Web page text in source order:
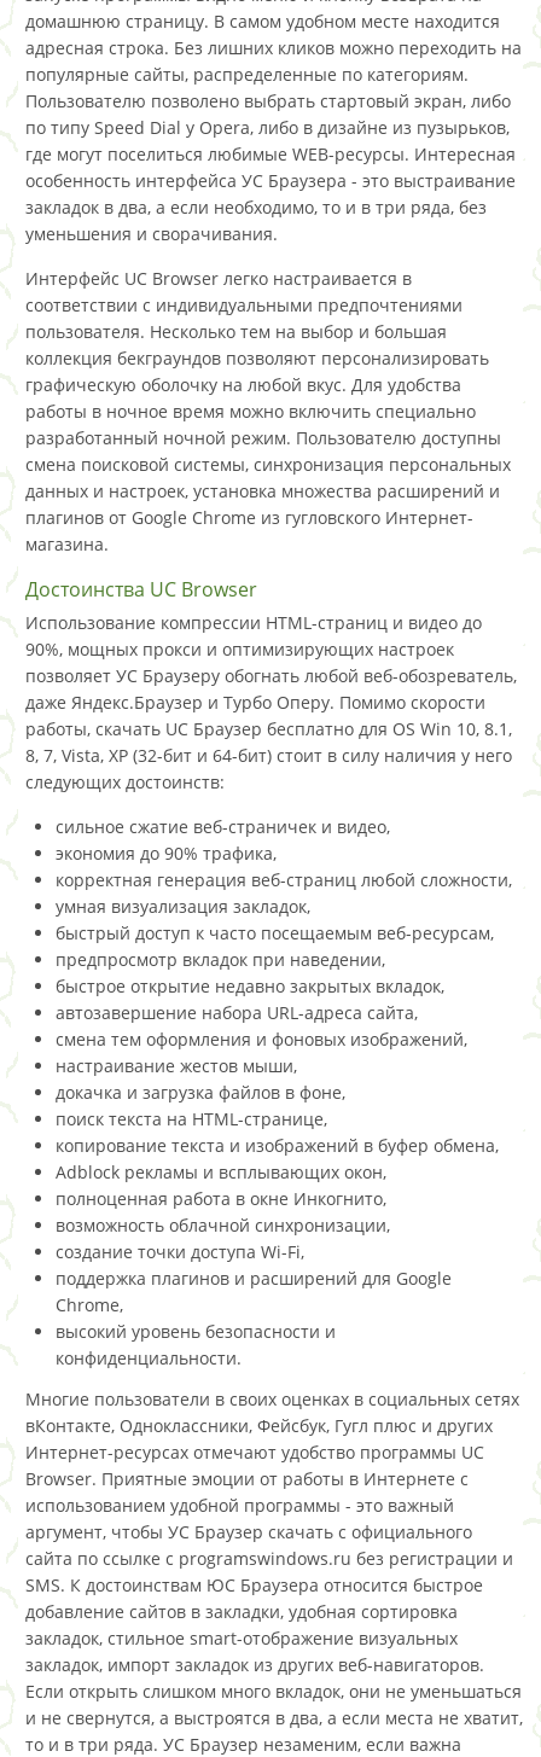
домашнюю страницу. В самом удобном месте находится
адресная строка. Без лишних кликов можно переходить на
популярные сайты, распределенные по категориям.
Пользователю позволено выбрать стартовый экран, либо
по типу Speed Dial у Opera, либо в дизайне из пузырьков,
где могут поселиться любимые WEB-ресурсы. Интересная
особенность интерфейса УС Браузера - это выстраивание
закладок в два, а если необходимо, то и в три ряда, без
уменьшения и сворачивания.
Интерфейс UC Browser легко настраивается в
соответствии с индивидуальными предпочтениями
пользователя. Несколько тем на выбор и большая
коллекция бекграундов позволяют персонализировать
графическую оболочку на любой вкус. Для удобства
работы в ночное время можно включить специально
разработанный ночной режим. Пользователю доступны
смена поисковой системы, синхронизация персональных
данных и настроек, установка множества расширений и
плагинов от Google Сhrome из гугловского Интернет-
магазина.
Достоинства UC Browser
Использование компрессии HTML-страниц и видео до
90%, мощных прокси и оптимизирующих настроек
позволяет УС Браузеру обогнать любой веб-обозреватель,
даже Яндекс.Браузер и Турбо Оперу. Помимо скорости
работы, скачать UC Браузер бесплатно для OS Win 10, 8.1,
8, 7, Vista, XP (32-бит и 64-бит) стоит в силу наличия у него
следующих достоинств:
сильное сжатие веб-страничек и видео,
экономия до 90% трафика,
корректная генерация веб-страниц любой сложности,
умная визуализация закладок,
быстрый доступ к часто посещаемым веб-ресурсам,
предпросмотр вкладок при наведении,
быстрое открытие недавно закрытых вкладок,
автозавершение набора URL-адреса сайта,
смена тем оформления и фоновых изображений,
настраивание жестов мыши,
докачка и загрузка файлов в фоне,
поиск текста на HTML-странице,
копирование текста и изображений в буфер обмена,
Adblock рекламы и всплывающих окон,
полноценная работа в окне Инкогнито,
возможность облачной синхронизации,
создание точки доступа Wi-Fi,
поддержка плагинов и расширений для Google
Chrome,
высокий уровень безопасности и
конфиденциальности.
Многие пользователи в своих оценках в социальных сетях
вКонтакте, Одноклассники, Фейсбук, Гугл плюс и других
Интернет-ресурсах отмечают удобство программы UC
Browser. Приятные эмоции от работы в Интернете с
использованием удобной программы - это важный
аргумент, чтобы УС Браузер скачать с официального
сайта по ссылке с programswindows.ru без регистрации и
SMS. К достоинствам ЮС Браузера относится быстрое
добавление сайтов в закладки, удобная сортировка
закладок, стильное smart-отображение визуальных
закладок, импорт закладок из других веб-навигаторов.
Если открыть слишком много вкладок, они не уменьшаться
и не свернутся, а выстроятся в два, а если места не хватит,
то и в три ряда. УС Браузер незаменим, если важна